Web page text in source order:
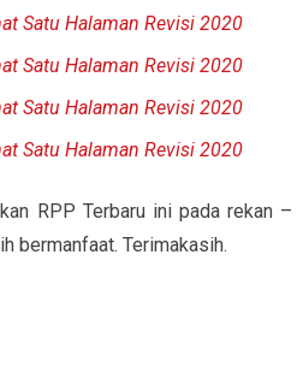
Satu Halaman Revisi 2020
Satu Halaman Revisi 2020
Satu Halaman Revisi 2020
Satu Halaman Revisi 2020
RPP Terbaru ini pada rekan –
bermanfaat. Terimakasih.